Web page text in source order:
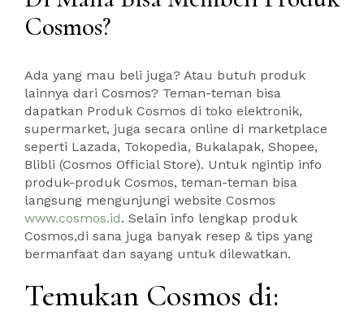
Cosmos?
Ada yang mau beli juga? Atau butuh produk
lainnya dari Cosmos? Teman-teman bisa
dapatkan Produk Cosmos di toko elektronik,
supermarket, juga secara online di marketplace
seperti Lazada, Tokopedia, Bukalapak, Shopee,
Blibli (Cosmos Official Store). Untuk ngintip info
produk-produk Cosmos, teman-teman bisa
langsung mengunjungi website Cosmos
www.cosmos.id. Selain info lengkap produk
Cosmos,di sana juga banyak resep & tips yang
bermanfaat dan sayang untuk dilewatkan.
Temukan Cosmos di: